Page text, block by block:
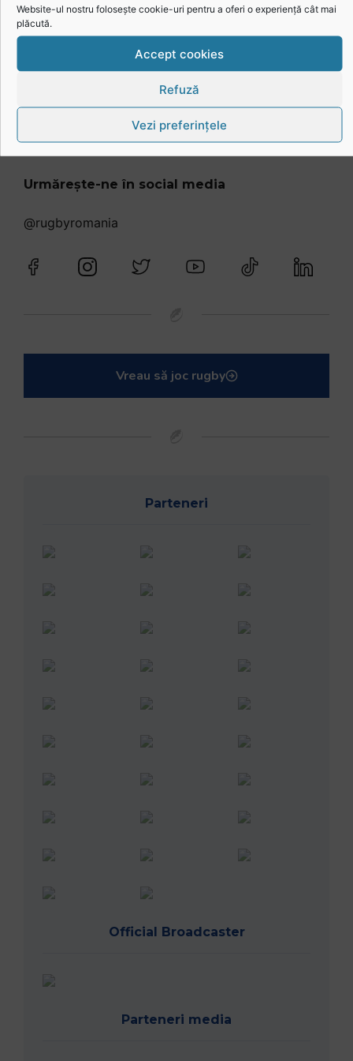
Website-ul nostru folosește cookie-uri pentru a oferi o experiență cât mai
plăcută.
Accept cookies
Refuză
Vezi preferințele
Urmărește-ne în social media
@rugbyromania
Vreau să joc rugby
Parteneri
Official Broadcaster
Parteneri media